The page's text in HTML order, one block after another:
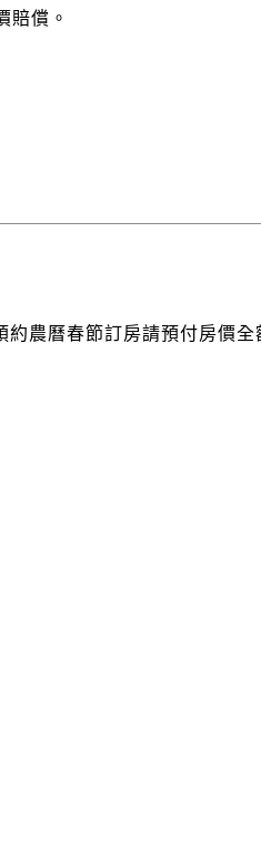
賠償。
農曆春節訂房請預付房價全